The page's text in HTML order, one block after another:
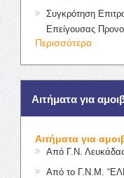
Συγκρότηση
Επείγουσας
Περισσότερα
Αιτήματα για
Αιτήματα για
Από Γ.Ν.
Από το Γ.Ν.Μ.